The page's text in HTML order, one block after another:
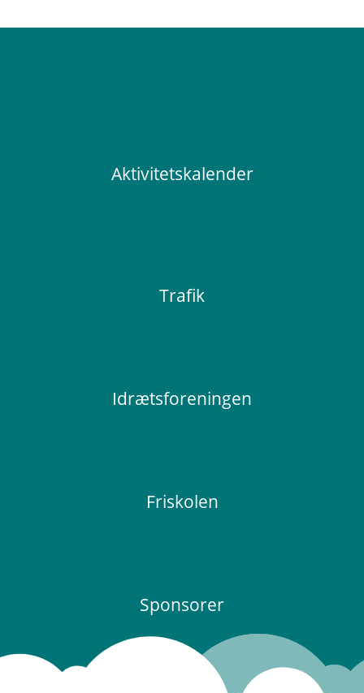
Aktivitetskalender
Trafik
Idrætsforeningen
Friskolen
Sponsorer